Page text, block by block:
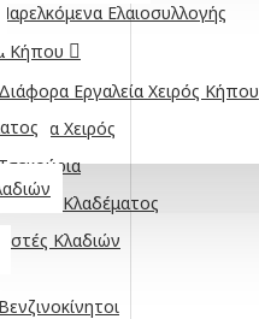
Παρελκόμενα Ελαιοσυλλογής
Κήπου
Διάφορα Εργαλεία Χειρός Κήπου
Χειρός
Τσεκούρια
Κλαδέματος
Κλαδιών
Βενζινοκίνητοι